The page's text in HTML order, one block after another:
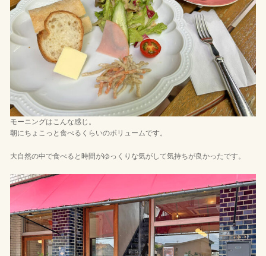
モーニングはこんな感じ。
朝にちょこっと食べるくらいのボリュームです。
大自然の中で食べると時間がゆっくりな気がして気持ちが良かったです。